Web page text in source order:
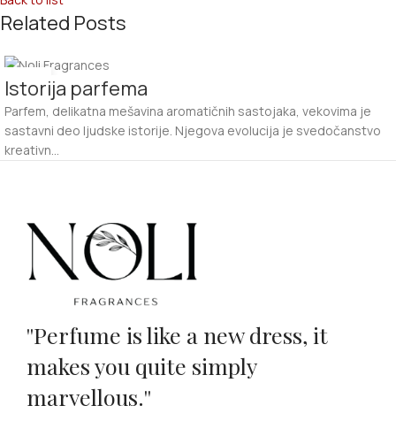
Related Posts
18
NOV
Istorija parfema
Parfem, delikatna mešavina aromatičnih sastojaka, vekovima je
sastavni deo ljudske istorije. Njegova evolucija je svedočanstvo
kreativn...
''Perfume is like a new dress, it
makes you quite simply
marvellous.''